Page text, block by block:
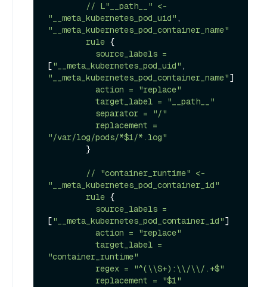
// L"__path__" <-
"__meta_kubernetes_pod_uid"
"__meta_kubernetes_pod_container_name"
rule {
source_labels =
["__meta_kubernetes_pod_uid"
"__meta_kubernetes_pod_container_name"]
action =
"replace"
target_label =
"__path__"
separator =
"/"
replacement =
"/var/log/pods/*$1/*.log"
// "container_runtime" <-
"__meta_kubernetes_pod_container_id"
rule {
source_labels =
["__meta_kubernetes_pod_container_id"]
action =
"replace"
target_label =
"container_runtime"
regex =
"^(\\S+):\\/\\/.+$"
replacement =
"$1"